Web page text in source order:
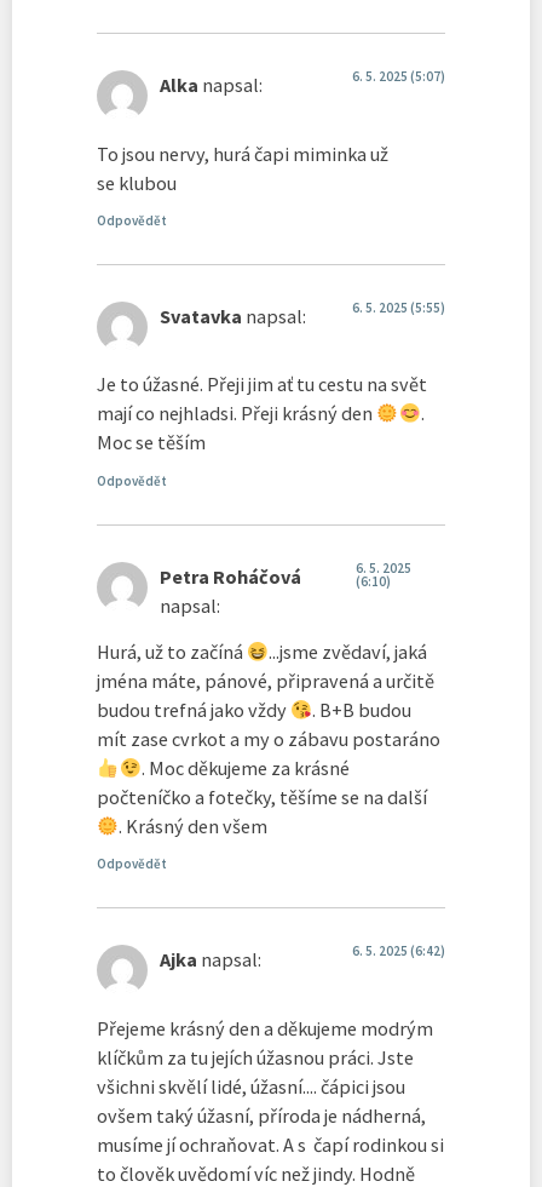
Alka napsal: 6. 5. 2025 (5:07)
To jsou nervy, hurá čapi miminka už
se klubou
Odpovědět
Svatavka napsal: 6. 5. 2025 (5:55)
Je to úžasné. Přeji jim ať tu cestu na svět
mají co nejhladsi. Přeji krásný den
.
Moc se těším
Odpovědět
Petra Roháčová
napsal:
6. 5. 2025
(6:10)
Hurá, už to začíná
...jsme zvědaví, jaká
jména máte, pánové, připravená a určitě
budou trefná jako vždy
. B+B budou
mít zase cvrkot a my o zábavu postaráno
. Moc děkujeme za krásné
počteníčko a fotečky, těšíme se na další
. Krásný den všem
Odpovědět
Ajka napsal: 6. 5. 2025 (6:42)
Přejeme krásný den a děkujeme modrým
klíčkům za tu jejích úžasnou práci. Jste
všichni skvělí lidé, úžasní.... čápici jsou
ovšem taký úžasní, příroda je nádherná,
musíme jí ochraňovat. A s čapí rodinkou si
to člověk uvědomí víc než jindy. Hodně